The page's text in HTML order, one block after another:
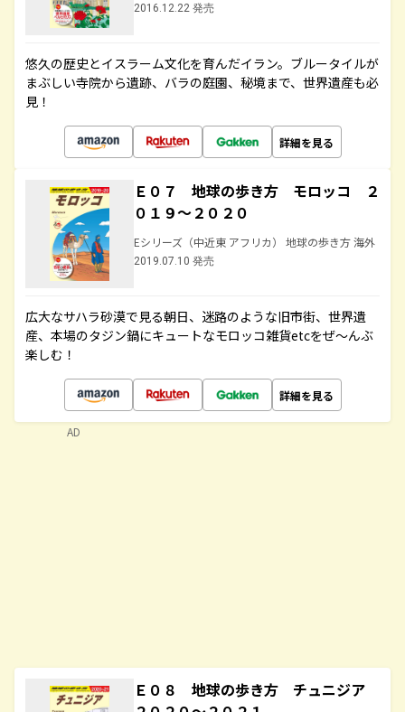
2016.12.22 発売
悠久の歴史とイスラーム文化を育んだイラン。ブルータイルが
まぶしい寺院から遺跡、バラの庭園、秘境まで、世界遺産も必
見！
詳細を見る
Ｅ０７ 地球の歩き方 モロッコ ２
０１９～２０２０
Eシリーズ（中近東 アフリカ） 地球の歩き方 海外
2019.07.10 発売
広大なサハラ砂漠で見る朝日、迷路のような旧市街、世界遺
産、本場のタジン鍋にキュートなモロッコ雑貨etcをぜ～んぶ
楽しむ！
詳細を見る
Ｅ０８ 地球の歩き方 チュニジア
AD